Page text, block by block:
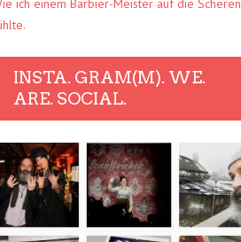
ich einem Barbier-Meister auf die Scheren
INSTA. GRAM(M). WE.
ARE. SOCIAL.